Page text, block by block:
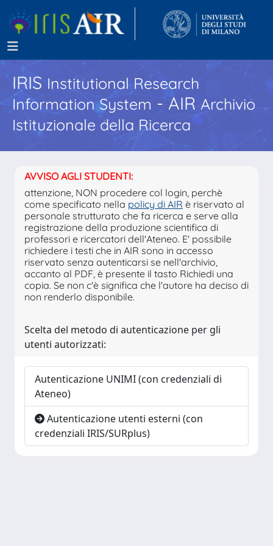
IRISInstitutional Research
Information System - AIR Archivio
Istituzionale della Ricerca
AVVISO AGLI STUDENTI:
attenzione, NON procedere col login, perchè
come specificato nella policy di AIR è riservato al
personale strutturato che fa ricerca e serve alla
registrazione della produzione scientifica di
professori e ricercatori dell'Ateneo. E' possibile
richiedere i testi che in AIR sono in accesso
riservato senza autenticarsi se nell'archivio,
accanto al PDF, è presente il tasto Richiedi una
copia. Se non c'è significa che l'autore ha deciso di
non renderlo disponibile.
Scelta del metodo di autenticazione per gli
utenti autorizzati:
Autenticazione UNIMI (con credenziali di
Ateneo)
Autenticazione utenti esterni (con
credenziali IRIS/SURplus)